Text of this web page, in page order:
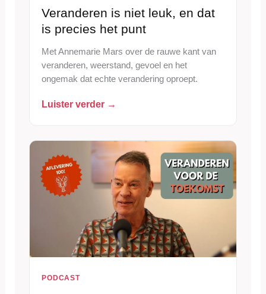
Veranderen is niet leuk, en dat
is precies het punt
Met Annemarie Mars over de rauwe kant van
veranderen, weerstand, gevoel en het
ongemak dat echte verandering oproept.
Luister verder →
PODCAST